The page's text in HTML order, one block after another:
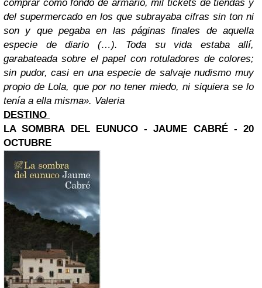
comprar como fondo de armario, mil tickets de tiendas y
del supermercado en los que subrayaba cifras sin ton ni
son y que pegaba en las páginas finales de aquella
especie de diario (…). Toda su vida estaba allí,
garabateada sobre el papel con rotuladores de colores;
sin pudor, casi en una especie de salvaje nudismo muy
propio de Lola, que por no tener miedo, ni siquiera se lo
tenía a ella misma». Valeria
DESTINO
LA SOMBRA DEL EUNUCO - JAUME CABRÉ - 20
OCTUBRE